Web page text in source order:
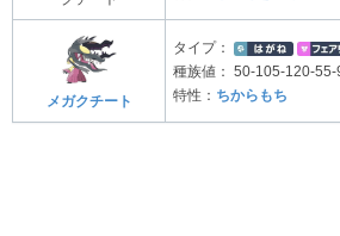
メガクチート
タイプ：
種族値：
50-105-120-55-
特性： ちからもち